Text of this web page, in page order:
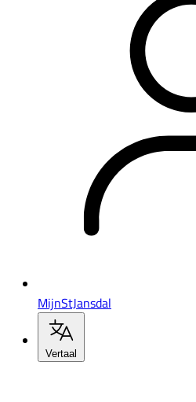
MijnStJansdal
Vertaal